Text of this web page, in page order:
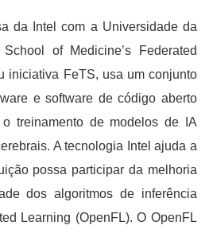
da Intel com a Universidade da
of Medicine’s Federated
iniciativa FeTS, usa um conjunto
e software de código aberto
treinamento de modelos de IA
A tecnologia Intel ajuda a
possa participar da melhoria
dos algoritmos de inferência
Learning (OpenFL). O OpenFL